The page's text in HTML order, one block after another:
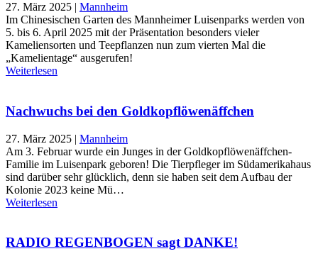
27. März 2025 | Mannheim
Im Chinesischen Garten des Mannheimer Luisenparks werden von
5. bis 6. April 2025 mit der Präsentation besonders vieler
Kameliensorten und Teepflanzen nun zum vierten Mal die
„Kamelientage“ ausgerufen!
Weiterlesen
Nachwuchs bei den Goldkopflöwenäffchen
27. März 2025 | Mannheim
Am 3. Februar wurde ein Junges in der Goldkopflöwenäffchen-
Familie im Luisenpark geboren! Die Tierpfleger im Südamerikahaus
sind darüber sehr glücklich, denn sie haben seit dem Aufbau der
Kolonie 2023 keine Mü…
Weiterlesen
RADIO REGENBOGEN sagt DANKE!